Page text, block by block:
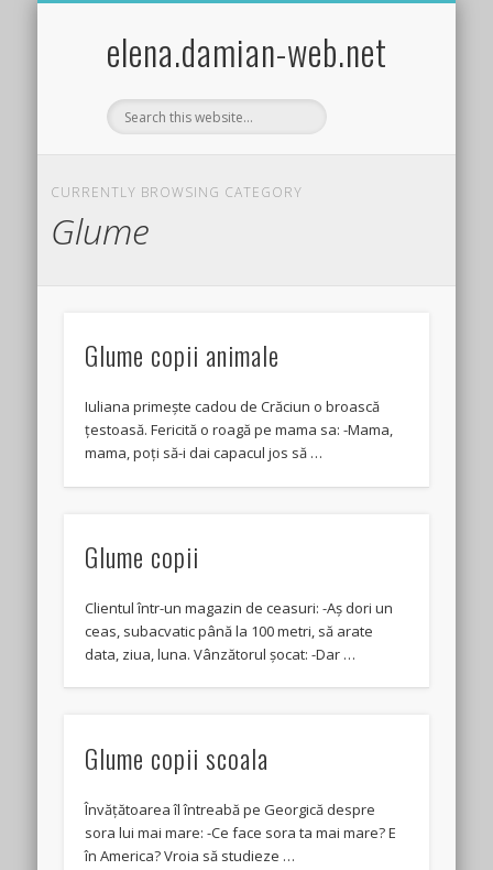
elena.damian-web.net
CURRENTLY BROWSING CATEGORY
Glume
Glume copii animale
Iuliana primește cadou de Crăciun o broască
țestoasă. Fericită o roagă pe mama sa: -Mama,
mama, poți să-i dai capacul jos să …
Glume copii
Clientul într-un magazin de ceasuri: -Aș dori un
ceas, subacvatic până la 100 metri, să arate
data, ziua, luna. Vânzătorul șocat: -Dar …
Glume copii scoala
Învățătoarea îl întreabă pe Georgică despre
sora lui mai mare: -Ce face sora ta mai mare? E
în America? Vroia să studieze …